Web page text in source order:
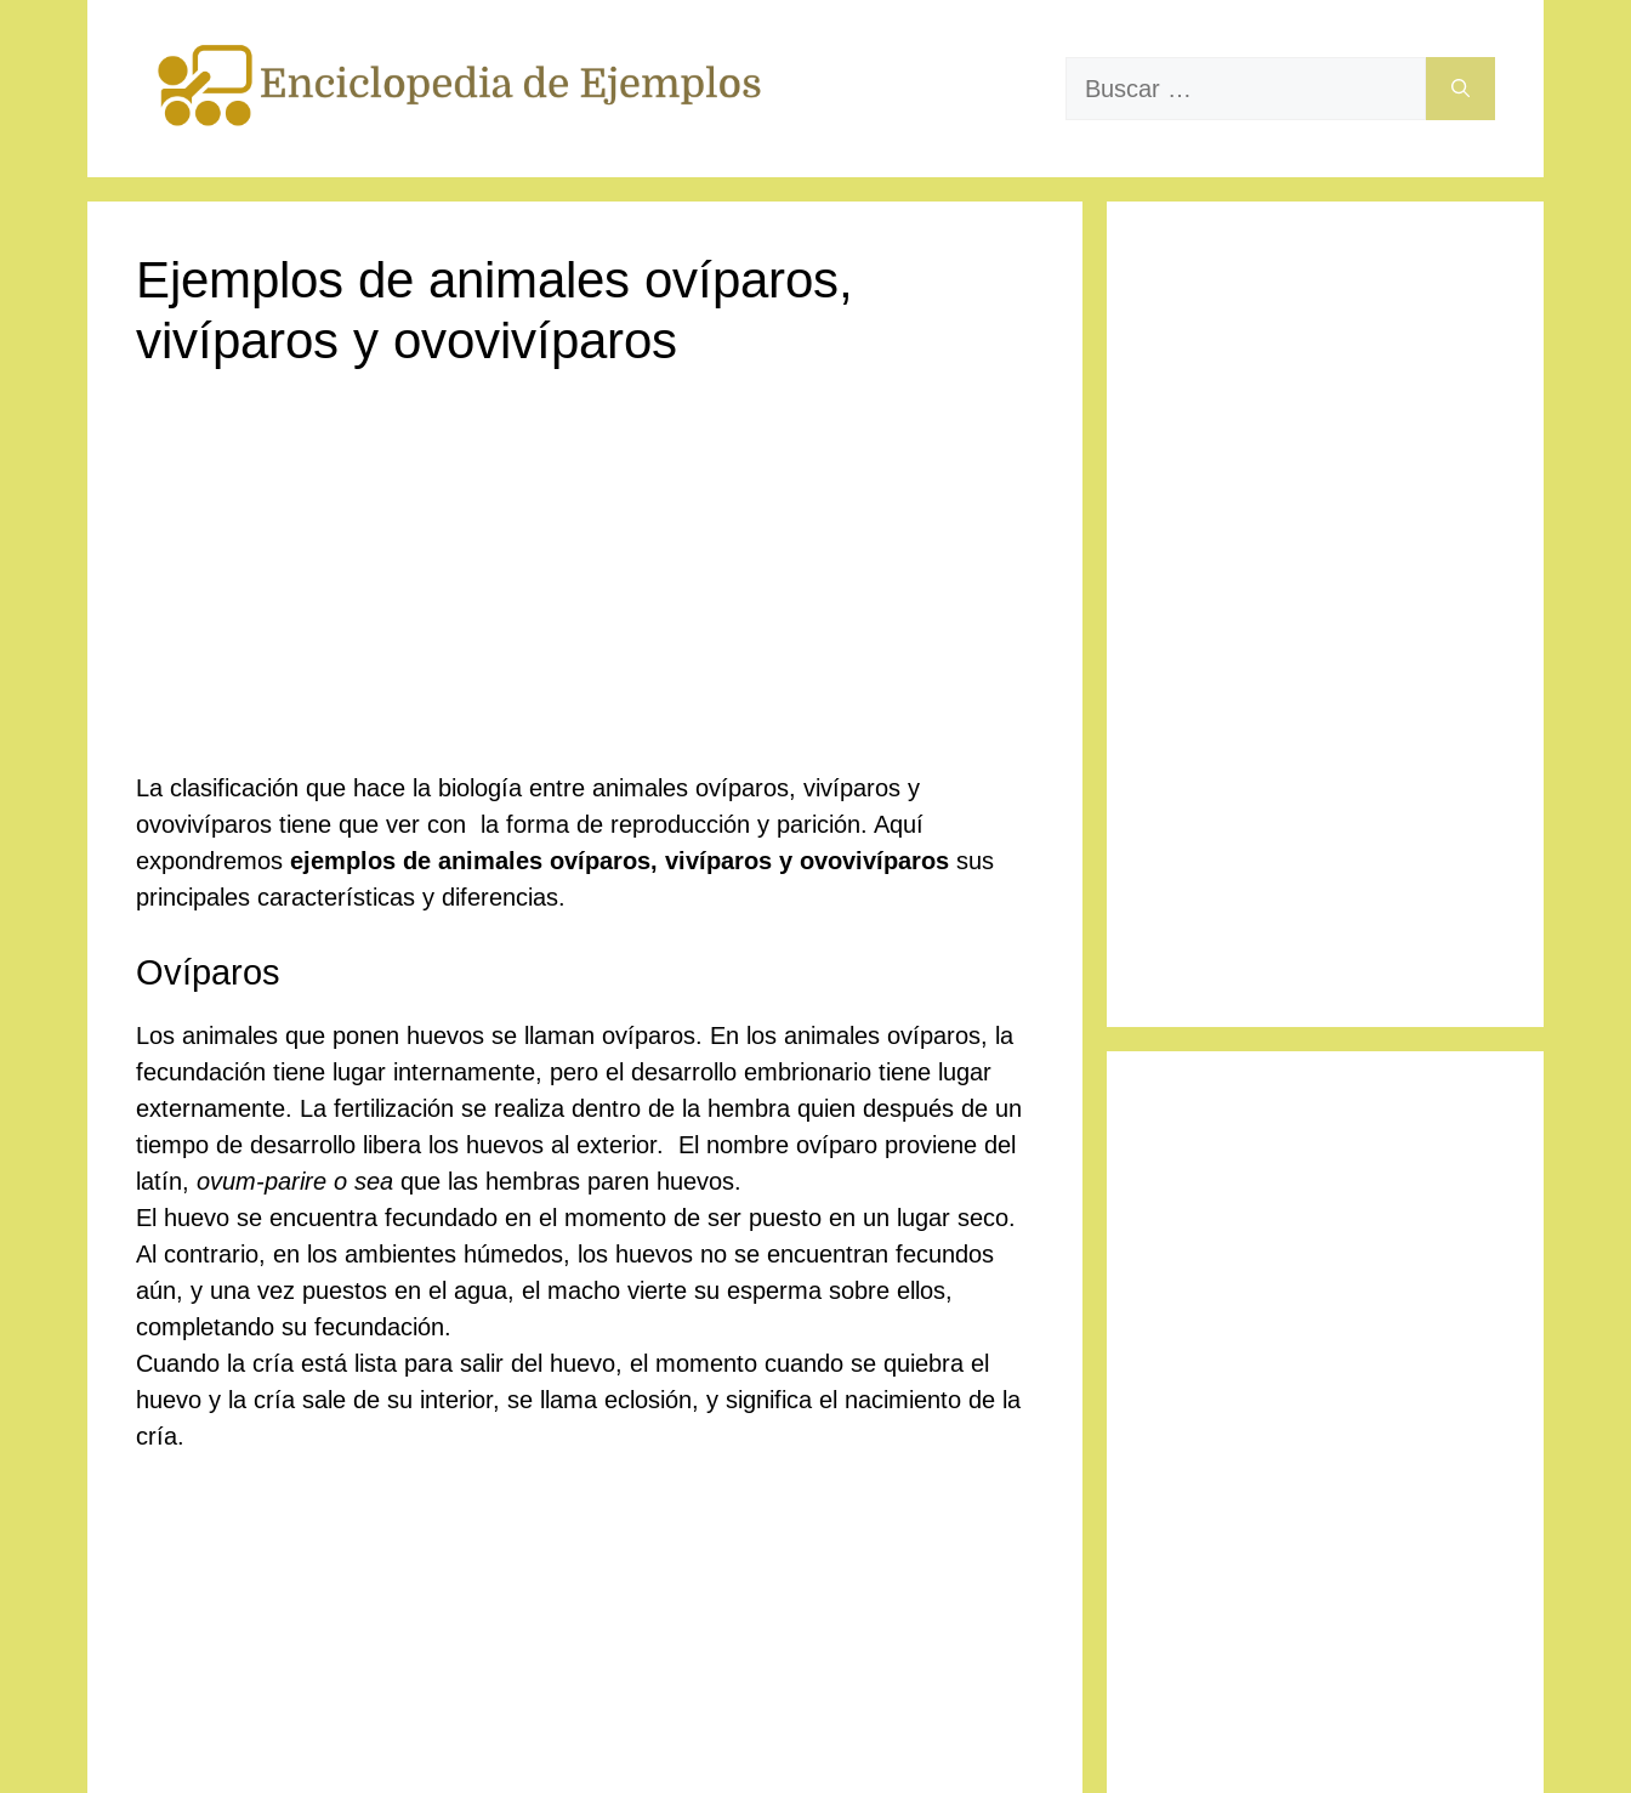
Buscar:
Ejemplos de animales ovíparos,
vivíparos y ovovivíparos
La clasificación que hace la biología entre animales ovíparos, vivíparos y
ovovivíparos tiene que ver con la forma de reproducción y parición. Aquí
expondremos ejemplos de animales ovíparos, vivíparos y ovovivíparos sus
principales características y diferencias.
Ovíparos
Los animales que ponen huevos se llaman ovíparos. En los animales ovíparos, la
fecundación tiene lugar internamente, pero el desarrollo embrionario tiene lugar
externamente. La fertilización se realiza dentro de la hembra quien después de un
tiempo de desarrollo libera los huevos al exterior. El nombre ovíparo proviene del
latín, ovum-parire o sea que las hembras paren huevos.
El huevo se encuentra fecundado en el momento de ser puesto en un lugar seco.
Al contrario, en los ambientes húmedos, los huevos no se encuentran fecundos
aún, y una vez puestos en el agua, el macho vierte su esperma sobre ellos,
completando su fecundación.
Cuando la cría está lista para salir del huevo, el momento cuando se quiebra el
huevo y la cría sale de su interior, se llama eclosión, y significa el nacimiento de la
cría.